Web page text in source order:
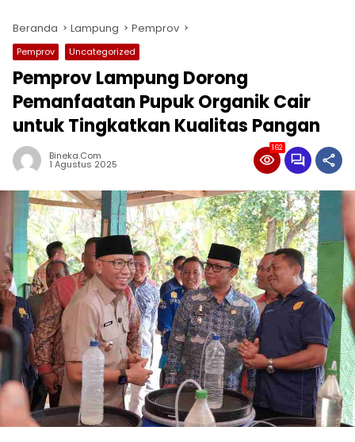
Beranda Lampung Pemprov
Pemprov Uncategorized
Pemprov Lampung Dorong
Pemanfaatan Pupuk Organik Cair
untuk Tingkatkan Kualitas Pangan
Bineka.com
1 Agustus 2025
162